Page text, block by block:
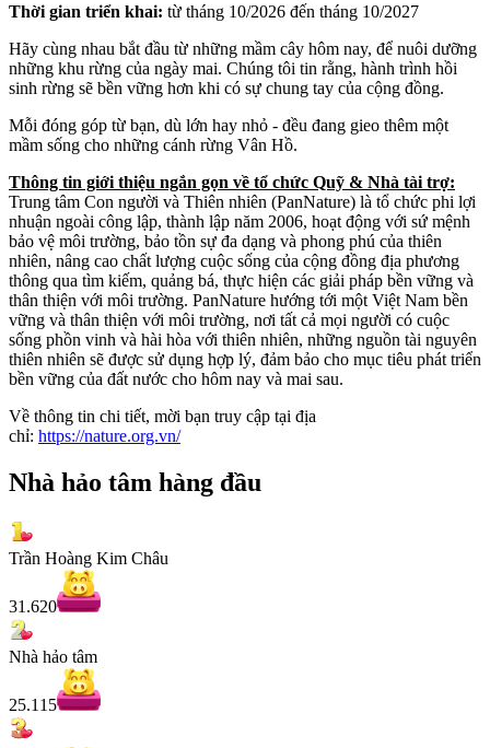
Thời gian triển khai: từ tháng 10/2026 đến tháng 10/2027
Hãy cùng nhau bắt đầu từ những mầm cây hôm nay, để nuôi dưỡng
những khu rừng của ngày mai. Chúng tôi tin rằng, hành trình hồi
sinh rừng sẽ bền vững hơn khi có sự chung tay của cộng đồng.
Mỗi đóng góp từ bạn, dù lớn hay nhỏ - đều đang gieo thêm một
mầm sống cho những cánh rừng Vân Hồ.
Thông tin giới thiệu ngắn gọn về tổ chức Quỹ & Nhà tài trợ:
Trung tâm Con người và Thiên nhiên (PanNature) là tổ chức phi lợi
nhuận ngoài công lập, thành lập năm 2006, hoạt động với sứ mệnh
bảo vệ môi trường, bảo tồn sự đa dạng và phong phú của thiên
nhiên, nâng cao chất lượng cuộc sống của cộng đồng địa phương
thông qua tìm kiếm, quảng bá, thực hiện các giải pháp bền vững và
thân thiện với môi trường. PanNature hướng tới một Việt Nam bền
vững và thân thiện với môi trường, nơi tất cả mọi người có cuộc
sống phồn vinh và hài hòa với thiên nhiên, những nguồn tài nguyên
thiên nhiên sẽ được sử dụng hợp lý, đảm bảo cho mục tiêu phát triển
bền vững của đất nước cho hôm nay và mai sau.
Về thông tin chi tiết, mời bạn truy cập tại địa
chỉ: https://nature.org.vn/
Nhà hảo tâm hàng đầu
Trần Hoàng Kim Châu
31.620
Nhà hảo tâm
25.115